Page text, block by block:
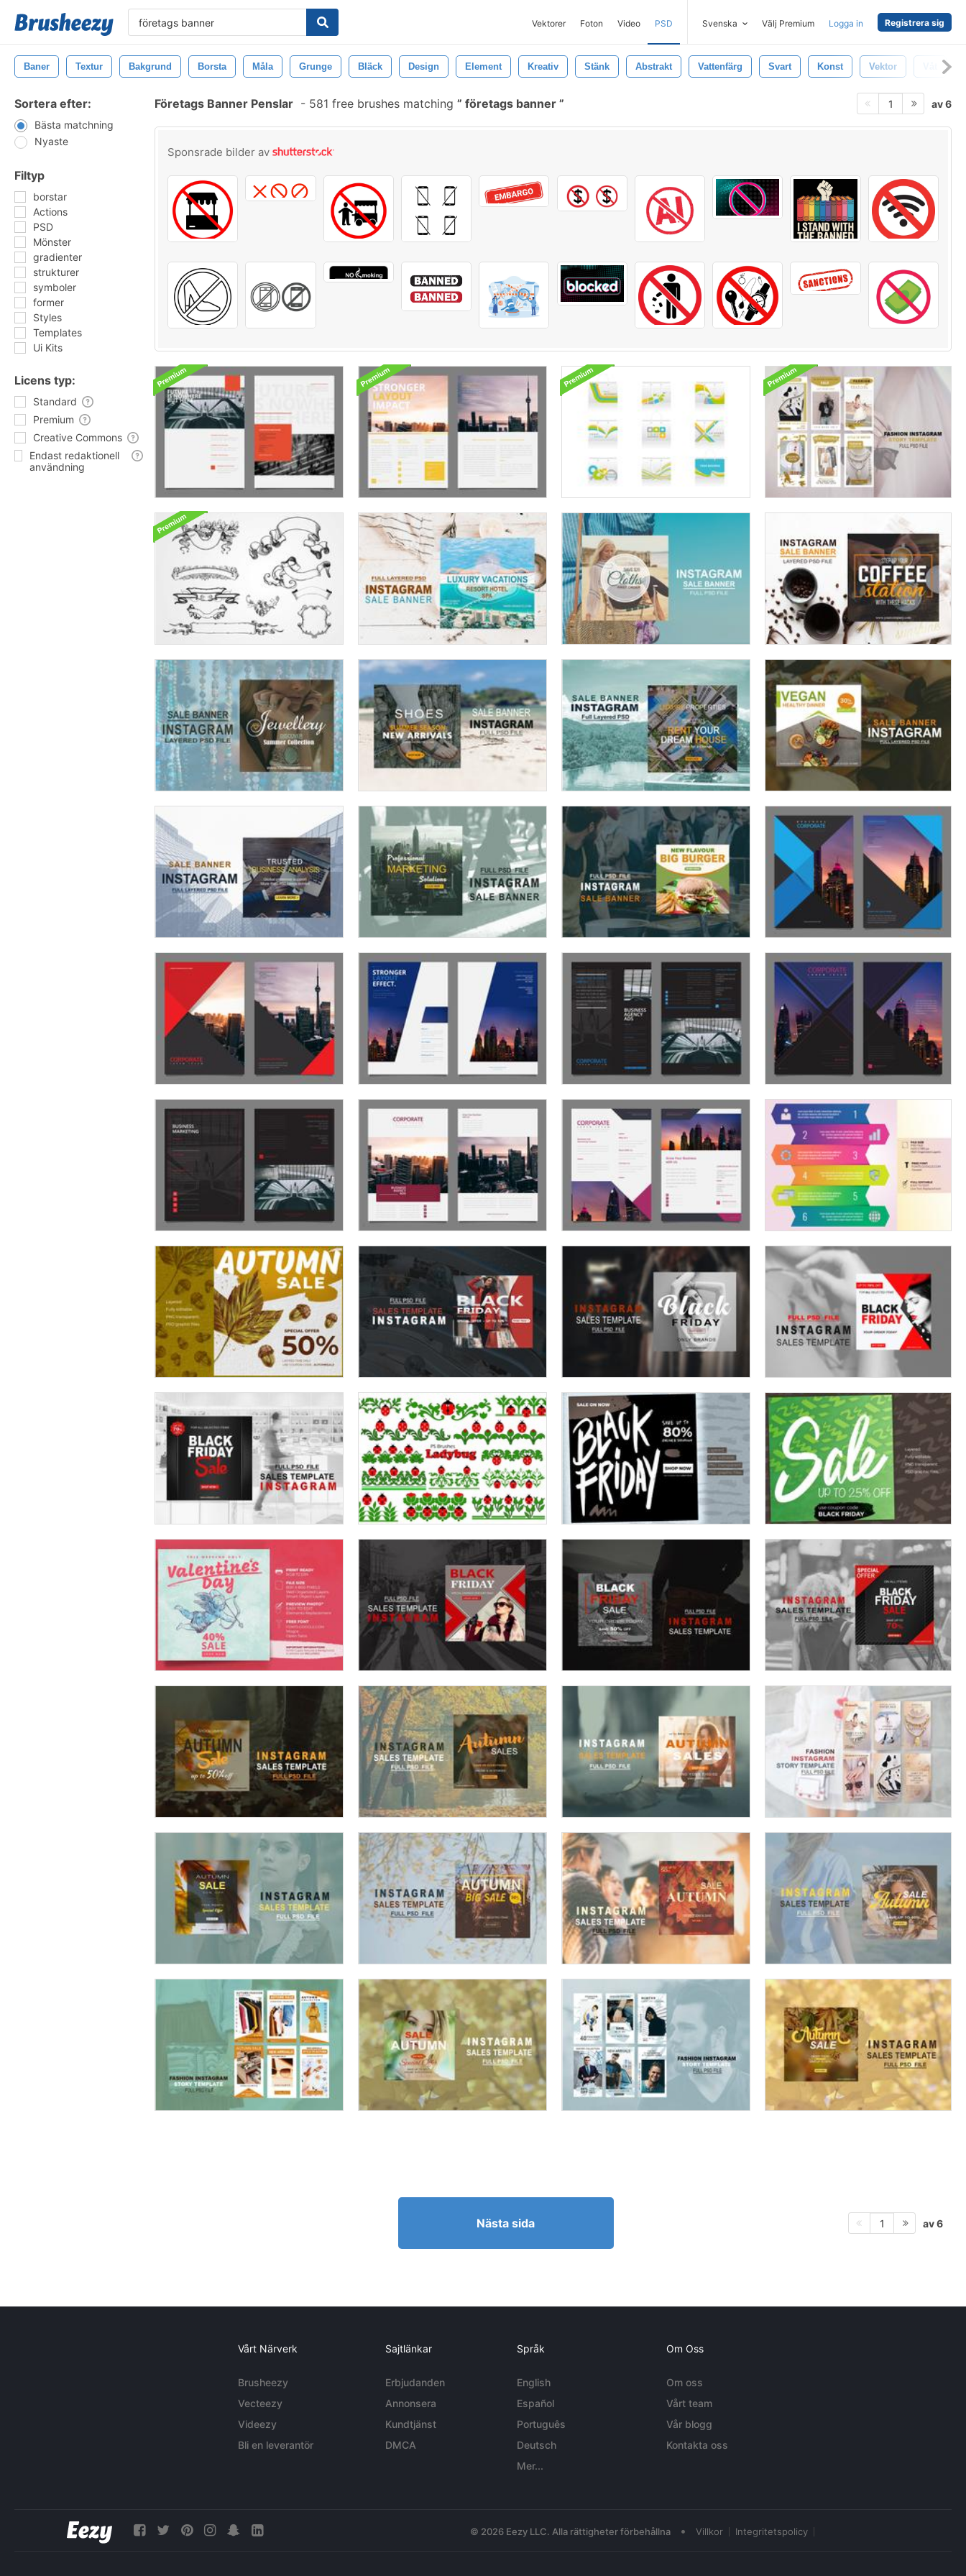
Vektorer Foton Video PSD Svenska Välj Premium Logga in Registrera sig
Baner Textur Bakgrund Borsta Måla Grunge Bläck Design Element Kreativ Stänk Abstrakt Vattenfärg Svart Konst Vektor
Sortera efter:
Bästa matchning
Nyaste
Filtyp
borstar
Actions
PSD
Mönster
gradienter
strukturer
symboler
former
Styles
Templates
Ui Kits
Licens typ:
Standard
Premium
Creative Commons
Endast redaktionell
användning
Företags Banner Penslar - 581 free brushes matching företags banner 1 av 6
Sponsrade bilder av
Nästa sida 1 av 6
Vårt Närverk
Brusheezy
Vecteezy
Videezy
Bli en leverantör
Sajtlänkar
Erbjudanden
Annonsera
Kundtjänst
DMCA
Språk
English
Español
Português
Deutsch
Mer...
Om Oss
Om oss
Vårt team
Vår blogg
Kontakta oss
© 2026 Eezy LLC. Alla rättigheter förbehållna • Villkor Integritetspolicy